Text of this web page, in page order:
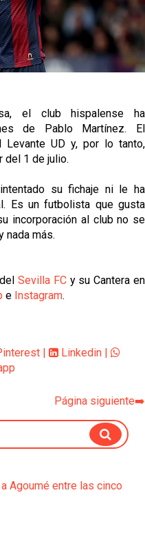
entre las cinco
FC por Alberto
y rechaza una
club
el club hispalense ha
de Pablo Martínez. El
Levante UD y, por lo tanto,
del 1 de julio.
su fichaje ni le ha
Es un futbolista que gusta
incorporación al club no se
nada más.
delSevilla FCy su Cantera en
e Instagram.
| Linkedin |
Página siguiente➡️
Agoumé entre las cinco